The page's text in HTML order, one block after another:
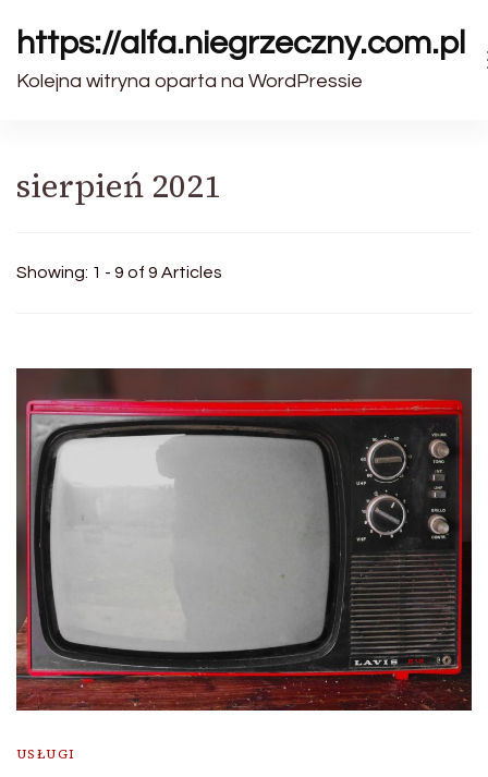
https://alfa.niegrzeczny.com.pl
Kolejna witryna oparta na WordPressie
sierpień 2021
Showing: 1 - 9 of 9 Articles
USŁUGI